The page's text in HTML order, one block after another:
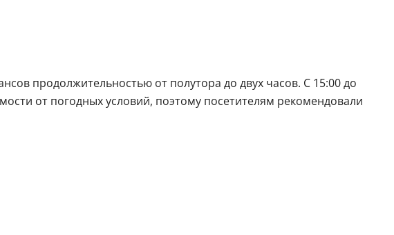
продолжительностью от полутора до двух часов. С 15:00 до
от погодных условий, поэтому посетителям рекомендовали